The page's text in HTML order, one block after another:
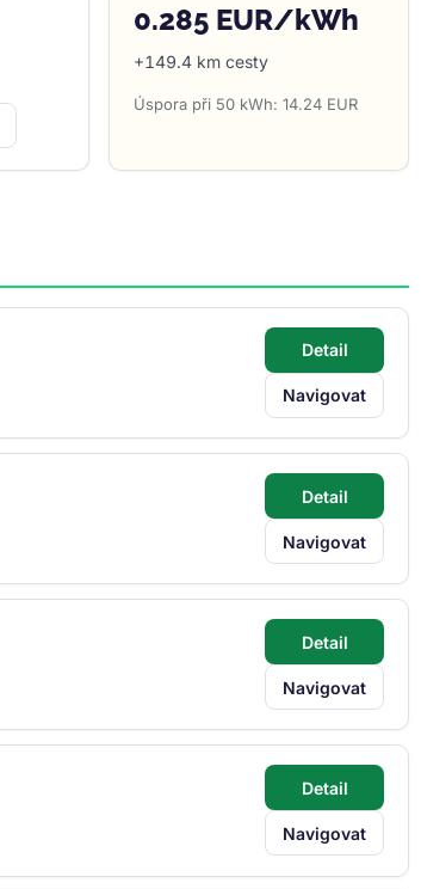
0.285 EUR/kWh
+149.4 km cesty
Úspora při 50 kWh: 14.24 EUR
Detail
Navigovat
Detail
Navigovat
Detail
Navigovat
Detail
Navigovat